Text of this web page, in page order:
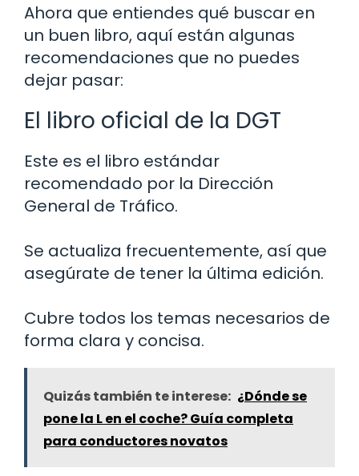
Ahora que entiendes qué buscar en
un buen libro, aquí están algunas
recomendaciones que no puedes
dejar pasar:
El libro oficial de la DGT
Este es el libro estándar
recomendado por la Dirección
General de Tráfico.
Se actualiza frecuentemente, así que
asegúrate de tener la última edición.
Cubre todos los temas necesarios de
forma clara y concisa.
Quizás también te interese: ¿Dónde se
pone la L en el coche? Guía completa
para conductores novatos